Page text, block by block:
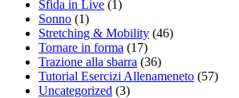
Sfida in Live (1)
Sonno (1)
Stretching & Mobility (46)
Tornare in forma (17)
Trazione alla sbarra (36)
Tutorial Esercizi Allenameneto (57)
Uncategorized (3)